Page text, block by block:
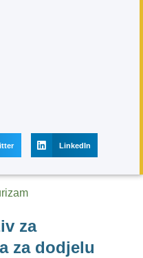
LinkedIn
za
za dodjelu